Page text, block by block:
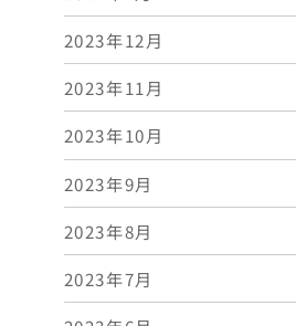
2023年12月
2023年11月
2023年10月
2023年9月
2023年8月
2023年7月